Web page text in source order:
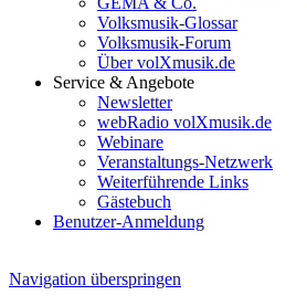
Volksmusik-Glossar
Volksmusik-Forum
Über volXmusik.de
Service & Angebote
Newsletter
webRadio volXmusik.de
Webinare
Veranstaltungs-Netzwerk
Weiterführende Links
Gästebuch
Benutzer-Anmeldung
Navigation überspringen